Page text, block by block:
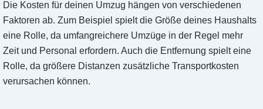
Die Kosten für deinen Umzug hängen von verschiedenen
Faktoren ab. Zum Beispiel spielt die Größe deines Haushalts
eine Rolle, da umfangreichere Umzüge in der Regel mehr
Zeit und Personal erfordern. Auch die Entfernung spielt eine
Rolle, da größere Distanzen zusätzliche Transportkosten
verursachen können.